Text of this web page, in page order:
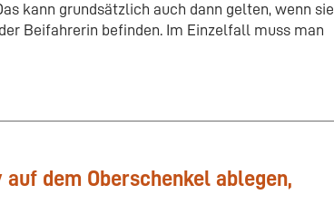
kann grundsätzlich auch dann gelten, wenn sie
Beifahrerin befinden. Im Einzelfall muss man
dem Oberschenkel ablegen,